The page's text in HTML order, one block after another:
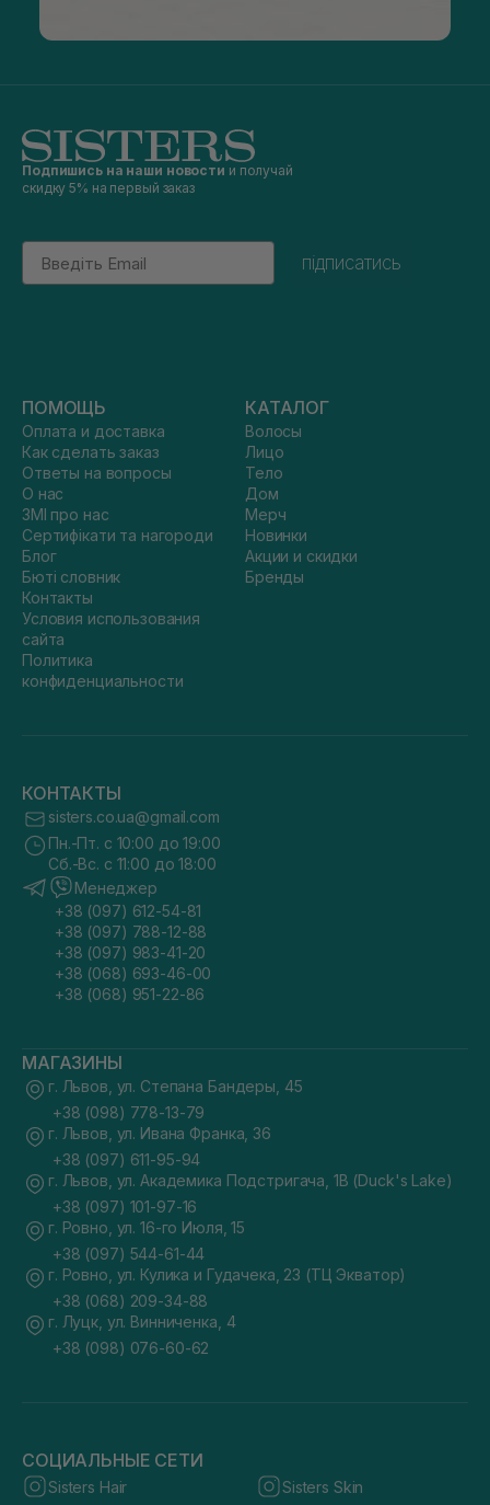
Подпишись на наши новости и получай
скидку 5% на первый заказ
Email
підписатись
ПОМОЩЬ
Оплата и доставка
Как сделать заказ
Ответы на вопросы
О нас
ЗМІ про нас
Сертифікати та нагороди
Блог
Бюті словник
Контакты
Условия использования
сайта
Политика
конфиденциальности
КАТАЛОГ
Волосы
Лицо
Тело
Дом
Мерч
Новинки
Акции и скидки
Бренды
КОНТАКТЫ
sisters.co.ua@gmail.com
Пн.-Пт. с 10:00 до 19:00
Сб.-Вс. с 11:00 до 18:00
Менеджер
+38 (097) 612-54-81
+38 (097) 788-12-88
+38 (097) 983-41-20
+38 (068) 693-46-00
+38 (068) 951-22-86
МАГАЗИНЫ
г. Львов, ул. Степана Бандеры, 45
+38 (098) 778-13-79
г. Львов, ул. Ивана Франка, 36
+38 (097) 611-95-94
г. Львов, ул. Академика Подстригача, 1В (Duck's Lake)
+38 (097) 101-97-16
г. Ровно, ул. 16-го Июля, 15
+38 (097) 544-61-44
г. Ровно, ул. Кулика и Гудачека, 23 (ТЦ Экватор)
+38 (068) 209-34-88
г. Луцк, ул. Винниченка, 4
+38 (098) 076-60-62
СОЦИАЛЬНЫЕ СЕТИ
Sisters Hair Sisters Skin